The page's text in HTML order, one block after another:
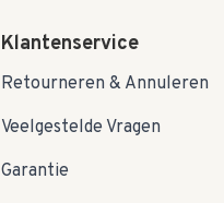
Klantenservice
Retourneren & Annuleren
Veelgestelde Vragen
Garantie